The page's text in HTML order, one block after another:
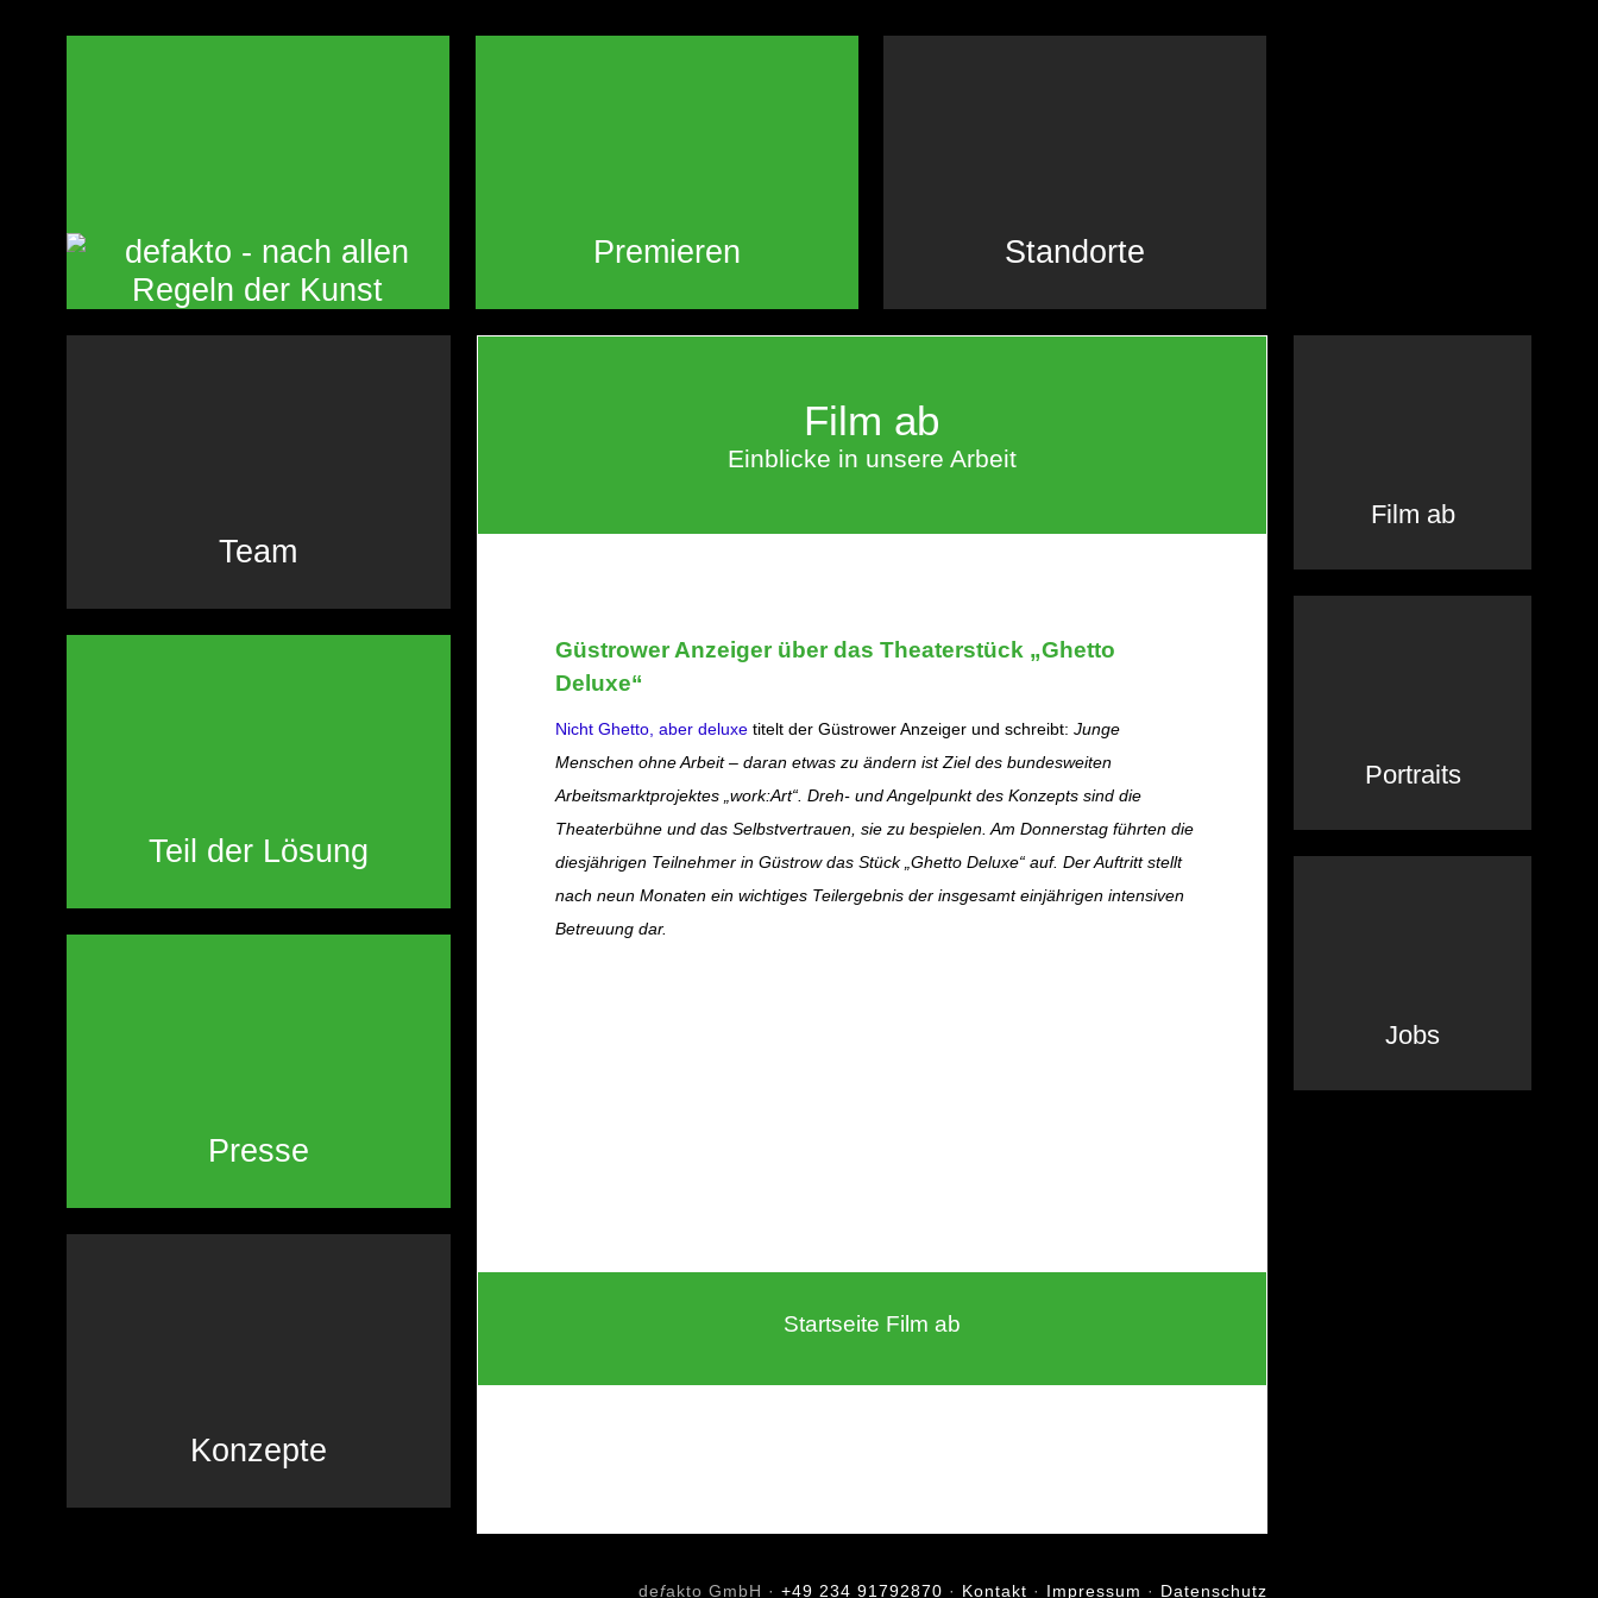
Premieren Standorte
Team
Teil der Lösung
Presse
Konzepte
Film ab
Einblicke in unsere Arbeit
Güstrower Anzeiger über das Theaterstück „Ghetto
Deluxe“
Nicht Ghetto, aber deluxe titelt der Güstrower Anzeiger und schreibt:Junge
Menschen ohne Arbeit – daran etwas zu ändern ist Ziel des bundesweiten
Arbeitsmarktprojektes „work:Art“. Dreh- und Angelpunkt des Konzepts sind die
Theaterbühne und das Selbstvertrauen, sie zu bespielen. Am Donnerstag führten die
diesjährigen Teilnehmer in Güstrow das Stück „Ghetto Deluxe“ auf. Der Auftritt stellt
nach neun Monaten ein wichtiges Teilergebnis der insgesamt einjährigen intensiven
Betreuung dar.
Startseite Film ab
Film ab
Portraits
Jobs
defakto GmbH · +49 234 91792870 · Kontakt · Impressum · Datenschutz